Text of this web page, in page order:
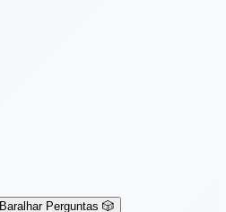
Baralhar Perguntas 🎲